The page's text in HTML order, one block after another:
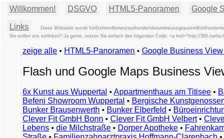
Willkommen! DSGVO HTML5-Panoramen Google
Links
Diese Webseite wurde
Sie wollen uns verlinken? Ja gerne, nutzen Sie einfach den folgenden Code: <a href="http://
zeige alle • HTML5-Panoramen • Google Business
Flash und Google Maps Business
6x Kunst aus Wuppertal • Appartmenthaus am Titisee •
Befeni Showroom Wuppertal • Bergische
Bunker Brausenwerth • Bunker Elberfeld •
Clever Fit GmbH Bonn • Clever Fit GmbH Velbert•
Lebens • die Milchstraße • Dorper Apotheke •